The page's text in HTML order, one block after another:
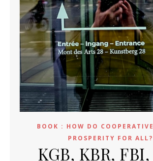
BOOK : HOW DO
PROSPERITY FOR ALL?
KGB, KBR,